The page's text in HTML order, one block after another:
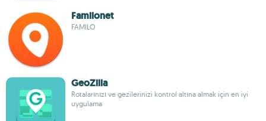
Familonet
FAMILO
GeoZilla
Rotalarınızı ve gezilerinizi kontrol altına almak için en iyi
uygulama